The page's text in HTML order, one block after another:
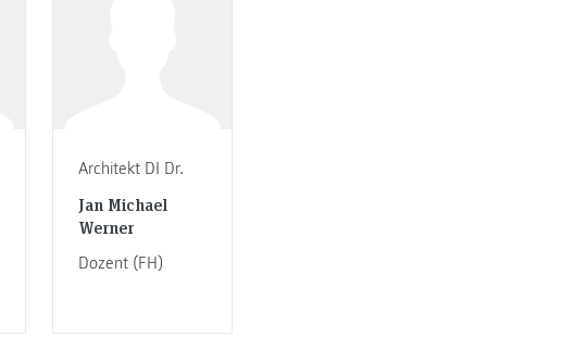
Architekt DI Dr.
Jan Michael
Werner
Dozent (FH)